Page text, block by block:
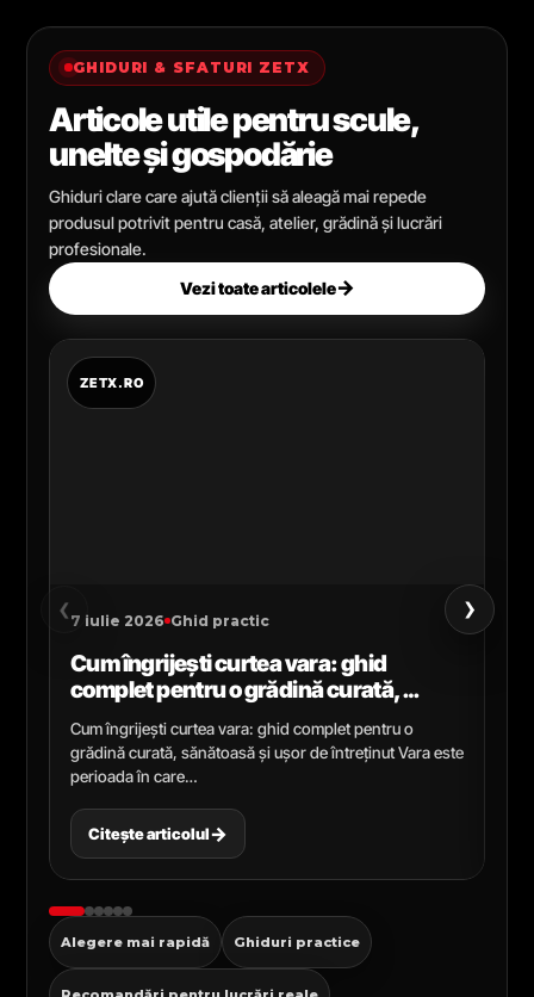
GHIDURI & SFATURI ZETX
Articole utile pentru scule,
unelte și gospodărie
Ghiduri clare care ajută clienții să aleagă mai repede
produsul potrivit pentru casă, atelier, grădină și lucrări
profesionale.
Vezi toate articolele→
‹ 7 iulie 2026 Ghid practic
Cum îngrijești curtea vara: ghid
complet pentru o grădină curată,
sănătoasă și ușor de întreținut
Cum îngrijești curtea vara: ghid complet pentru o
grădină curată, sănătoasă și ușor de întreținut Vara este
perioada în care…
Citește articolul→
›
Alegere mai rapidă Ghiduri practice